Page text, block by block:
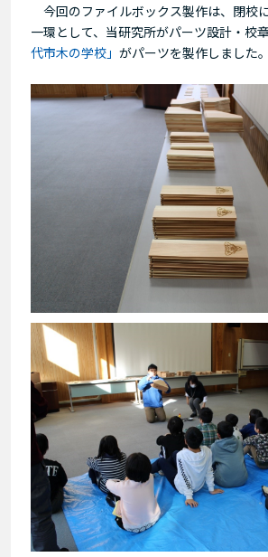
今回のファイルボックス製作は、閉校
一環として、当研究所がパーツ設計・校章
代市木の学校」 がパーツを製作しました。